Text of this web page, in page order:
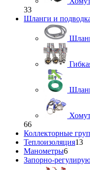
33
Шланги и
66
Коллекторные
Теплоизоляция13
Манометры6
Запорно-